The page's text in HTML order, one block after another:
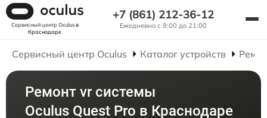
Сервисный центр Oculusв
Краснодаре
+7 (861) 212-36-12
Ежедневно с 9:00 до 21:00
Сервисный центр Oculus Каталог устройств
Ремонт vr системы
Oculus Quest Pro в Краснодаре